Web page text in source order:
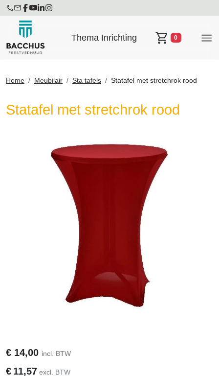
Thema Inrichting
Winkelwagen
0
Home Meubilair Sta tafels Statafel met stretchrok rood
Statafel met stretchrok rood
€ 14,00 incl. BTW
€ 11,57 excl. BTW